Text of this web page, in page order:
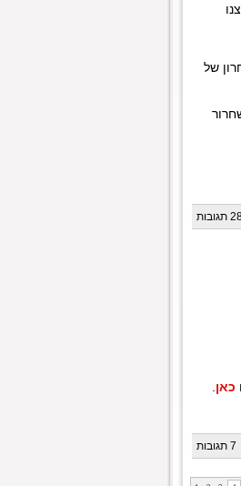
של
עוד מראשית ימיו אי שם במאי 2010 , ועד שחרור
תגובות
כאן
7 תגובות